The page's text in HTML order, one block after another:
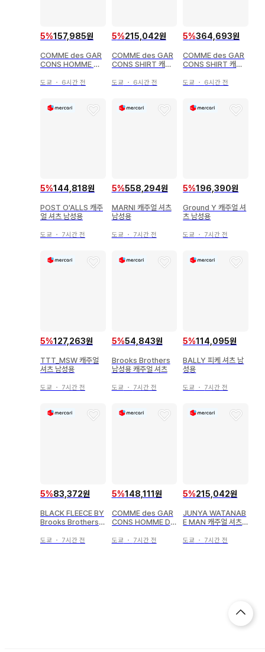
5%157,985원
COMME des GAR
CONS HOMME 캐
도쿄 ・ 6시간 전
5%215,042원
COMME des GAR
CONS SHIRT 캐주
도쿄 ・ 6시간 전
5%364,693원
COMME des GAR
CONS SHIRT 캐주
도쿄 ・ 6시간 전
5%144,818원
POST O'ALLS 캐주
얼 셔츠 남성용
도쿄 ・ 7시간 전
5%558,294원
MARNI 캐주얼 셔츠
남성용
도쿄 ・ 7시간 전
5%196,390원
Ground Y 캐주얼 셔
츠 남성용
도쿄 ・ 7시간 전
5%127,263원
TTT_MSW 캐주얼
셔츠 남성용
도쿄 ・ 7시간 전
5%54,843원
Brooks Brothers
남성용 캐주얼 셔츠
도쿄 ・ 7시간 전
5%114,095원
BALLY 피케 셔츠 남
성용
도쿄 ・ 7시간 전
5%83,372원
BLACK FLEECE BY
Brooks Brothers
도쿄 ・ 7시간 전
5%148,111원
COMME des GAR
CONS HOMME DE
용
도쿄 ・ 7시간 전
5%215,042원
JUNYA WATANAB
E MAN 캐주얼 셔츠
도쿄 ・ 7시간 전